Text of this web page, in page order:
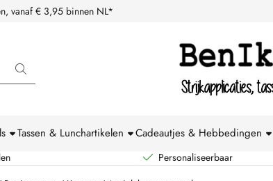
instellingen of sta alle cookies toe.
vanaf € 3,95 binnen NL*
Tassen & Lunchartikelen Cadeautjes & Hebbedingen
Personaliseerbaar